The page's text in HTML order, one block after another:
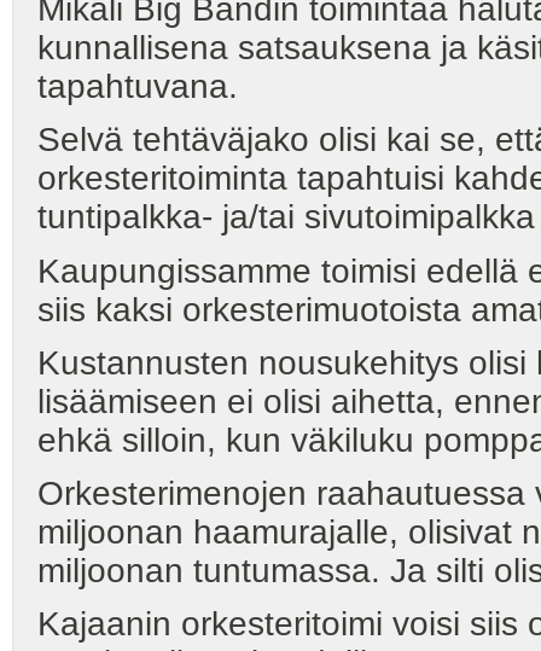
Mikäli Big Bandin toimintaa
kunnallisena satsauksena ja
tapahtuvana.
Selvä tehtäväjako olisi kai se,
orkesteritoiminta tapahtuisi
tuntipalkka- ja/tai
Kaupungissamme toimisi edellä
siis kaksi orkesterimuotoista
Kustannusten nousukehitys
lisäämiseen ei olisi aihetta,
ehkä silloin, kun väkiluku
Orkesterimenojen
miljoonan haamurajalle, olisivat
miljoonan tuntumassa. Ja silti
Kajaanin orkesteritoimi voisi siis